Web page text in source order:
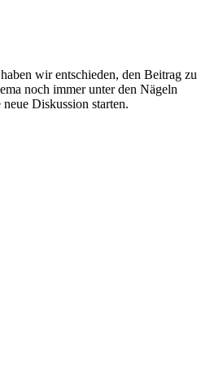
wir entschieden, den Beitrag zu
noch immer unter den Nägeln
Diskussion starten.